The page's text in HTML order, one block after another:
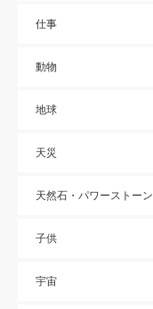
仕事
動物
地球
天災
天然石・パワーストーン
子供
宇宙